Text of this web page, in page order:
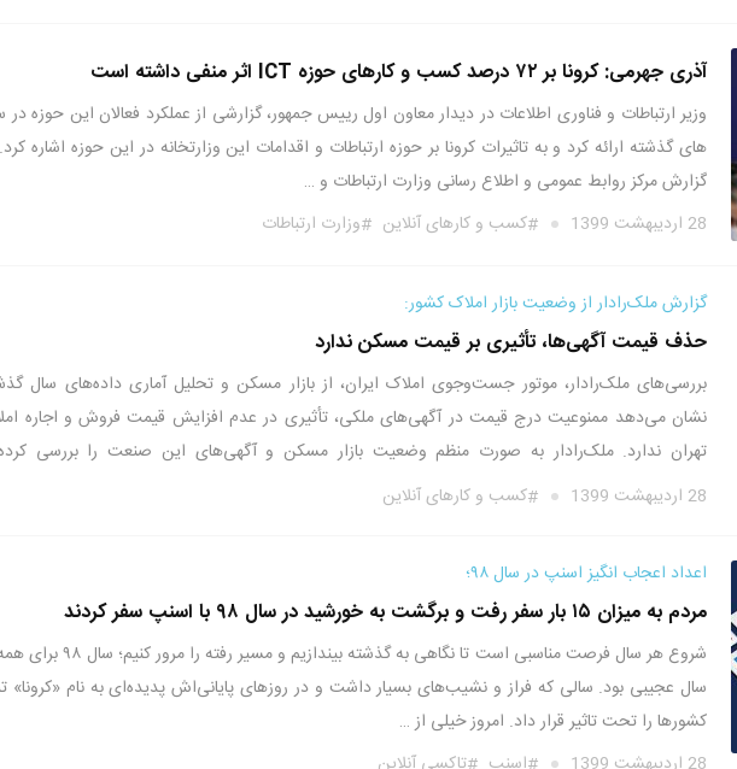
آذری جهرمی: کرونا بر ۷۲ درصد کسب و کارهای حوزه ICT اثر منفی داشته است
وزیر ارتباطات و فناوری اطلاعات در دیدار معاون اول رییس جمهور، گزارشی از عملکرد فعالان این حوزه در
های گذشته ارائه کرد و به تاثیرات کرونا بر حوزه ارتباطات و اقدامات این وزارتخانه در این حوزه اشاره
گزارش مرکز روابط عمومی و اطلاع رسانی وزارت ارتباطات و …
28 اردیبهشت 1399
کسب و کارهای آنلاین وزارت ارتباطات
گزارش ملک‌رادار از وضعیت بازار املاک کشور:
حذف قیمت آگهی‌ها، تأثیری بر قیمت مسکن ندارد
بررسی‌های ملک‌رادار، موتور جست‌وجوی املاک ایران، از بازار مسکن و تحلیل آماری داده‌های سال
نشان می‌دهد ممنوعیت درج قیمت در آگهی‌های ملکی، تأثیری در عدم افزایش قیمت فروش و اجاره
تهران ندارد. ملک‌رادار به صورت منظم وضعیت بازار مسکن و آگهی‌های این صنعت را بررسی
گزارش‌های …
28 اردیبهشت 1399 کسب و کارهای آنلاین
اعداد اعجاب انگیز اسنپ در سال ۹۸؛
مردم به میزان ۱۵ بار سفر رفت و برگشت به خورشید در سال ۹۸ با اسنپ سفر کردند
شروع هر سال فرصت مناسبی است تا نگاهی به گذشته بیندازیم و مسیر رفته
سال عجیبی بود. سالی که فراز و نشیب‌های بسیار داشت و در روزهای پایانی‌اش پدیده‌‌ای به نام «کرونا»
کشورها را تحت تاثیر قرار داد. امروز خیلی از …